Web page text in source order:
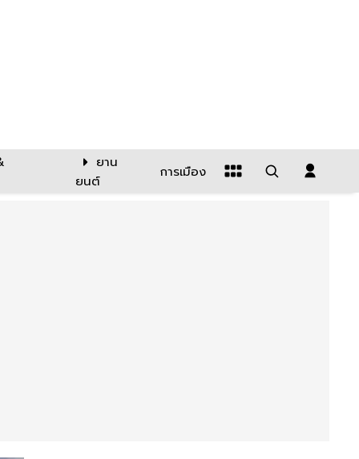
ยาน
ยนต์
การเมือง